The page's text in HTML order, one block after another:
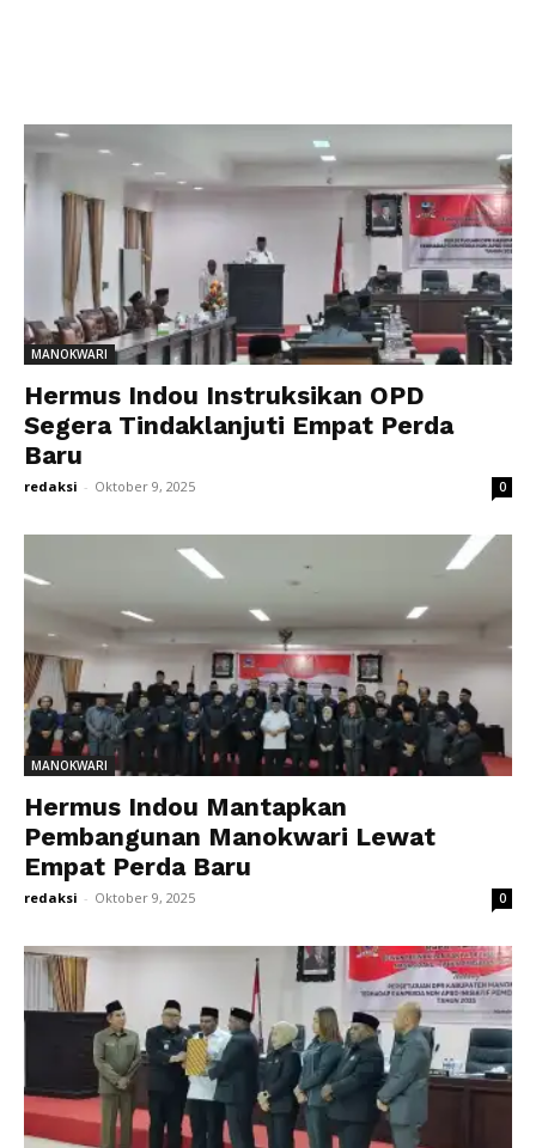
MANOKWARI
Hermus Indou Instruksikan OPD
Segera Tindaklanjuti Empat Perda
Baru
redaksi - Oktober 9, 2025 0
MANOKWARI
Hermus Indou Mantapkan
Pembangunan Manokwari Lewat
Empat Perda Baru
redaksi - Oktober 9, 2025 0